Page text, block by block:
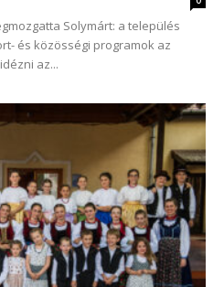
Solymárt: a település
és közösségi programok az
az...